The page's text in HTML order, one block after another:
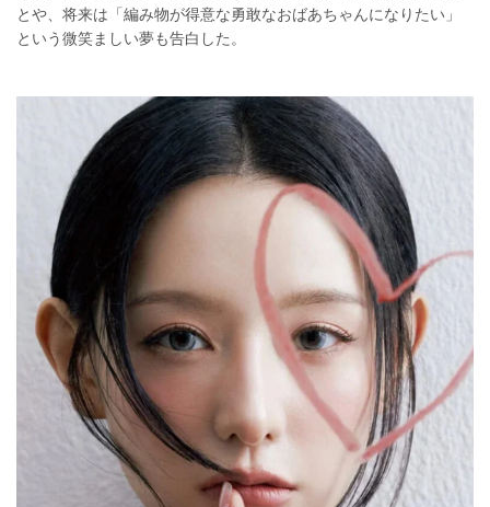
とや、将来は「編み物が得意な勇敢なおばあちゃんになりたい」
という微笑ましい夢も告白した。